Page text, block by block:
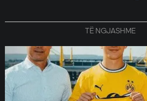
TË NGJASHME